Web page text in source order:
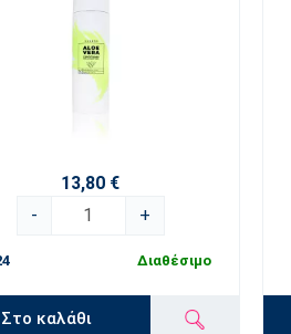
13,80 €
-
+
Διαθέσιμο
Στο καλάθι